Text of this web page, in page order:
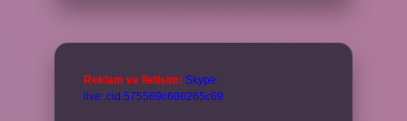
Reklam ve İletişim: Skype:
live:.cid.575569c608265c69